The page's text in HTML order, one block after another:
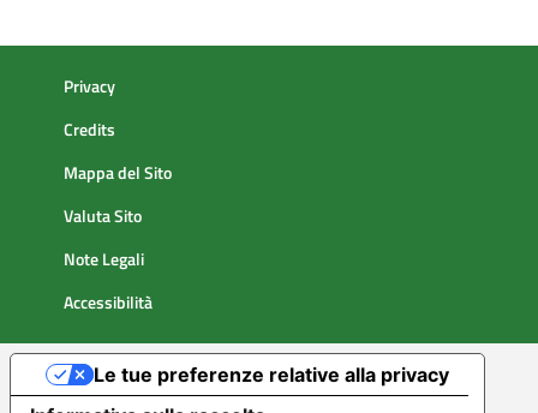
Privacy
Credits
Mappa del Sito
Valuta Sito
Note Legali
Accessibilità
Le tue preferenze relative alla privacy